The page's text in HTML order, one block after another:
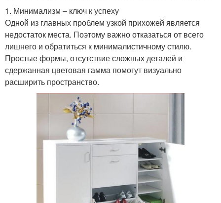
1. Минимализм – ключ к успеху
Одной из главных проблем узкой прихожей является
недостаток места. Поэтому важно отказаться от всего
лишнего и обратиться к минималистичному стилю.
Простые формы, отсутствие сложных деталей и
сдержанная цветовая гамма помогут визуально
расширить пространство.